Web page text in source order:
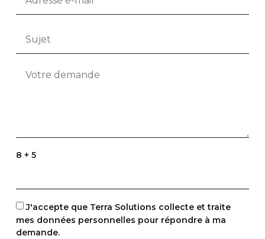
8 + 5
J'accepte que Terra Solutions collecte et traite
mes données personnelles pour répondre à ma
demande.